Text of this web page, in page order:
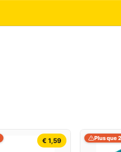
€ 1,59 Plus que 2